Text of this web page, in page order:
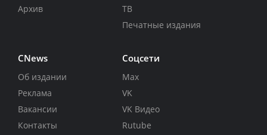
Архив
ТВ
Печатные издания
CNews
Об издании
Реклама
Вакансии
Контакты
Соцсети
Max
VK
VK Видео
Rutube